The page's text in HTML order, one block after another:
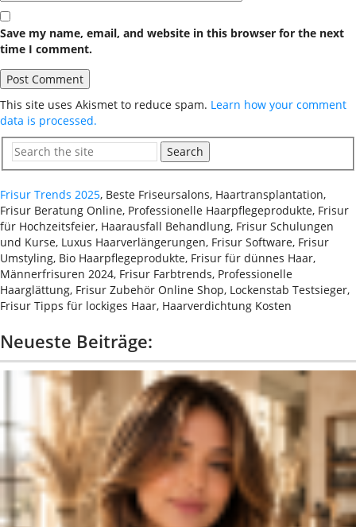
Save my name, email, and website in this browser for the next
time I comment.
This site uses Akismet to reduce spam. Learn how your comment
data is processed.
Search
Frisur Trends 2025, Beste Friseursalons, Haartransplantation,
Frisur Beratung Online, Professionelle Haarpflegeprodukte, Frisur
für Hochzeitsfeier, Haarausfall Behandlung, Frisur Schulungen
und Kurse, Luxus Haarverlängerungen, Frisur Software, Frisur
Umstyling, Bio Haarpflegeprodukte, Frisur für dünnes Haar,
Männerfrisuren 2024, Frisur Farbtrends, Professionelle
Haarglättung, Frisur Zubehör Online Shop, Lockenstab Testsieger,
Frisur Tipps für lockiges Haar, Haarverdichtung Kosten
Neueste Beiträge: